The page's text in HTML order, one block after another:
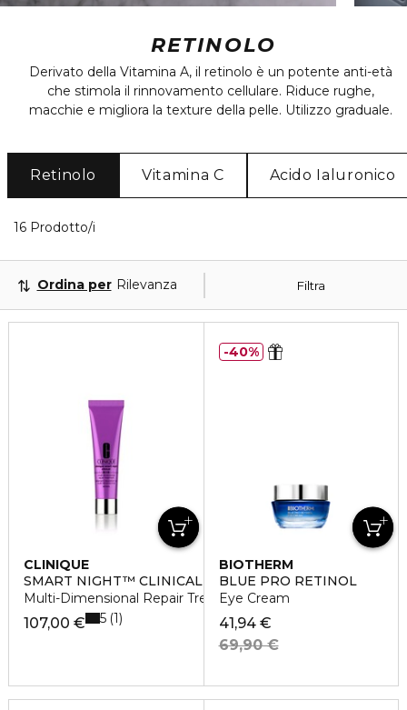
RETINOLO
Derivato della Vitamina A, il retinolo è un potente anti-età
che stimola il rinnovamento cellulare. Riduce rughe,
macchie e migliora la texture della pelle. Utilizzo graduale.
Retinolo Vitamina C Acido Ialuronico
16 Prodotto/i
Filtra
Ordina per Rilevanza
CLINIQUE
SMART NIGHT™ CLINICAL
Multi-Dimensional Repair Treatment Retinol
107,00 € 5 1
BIOTHERM
BLUE PRO RETINOL
Eye Cream
41,94 €
69,90 €
40%